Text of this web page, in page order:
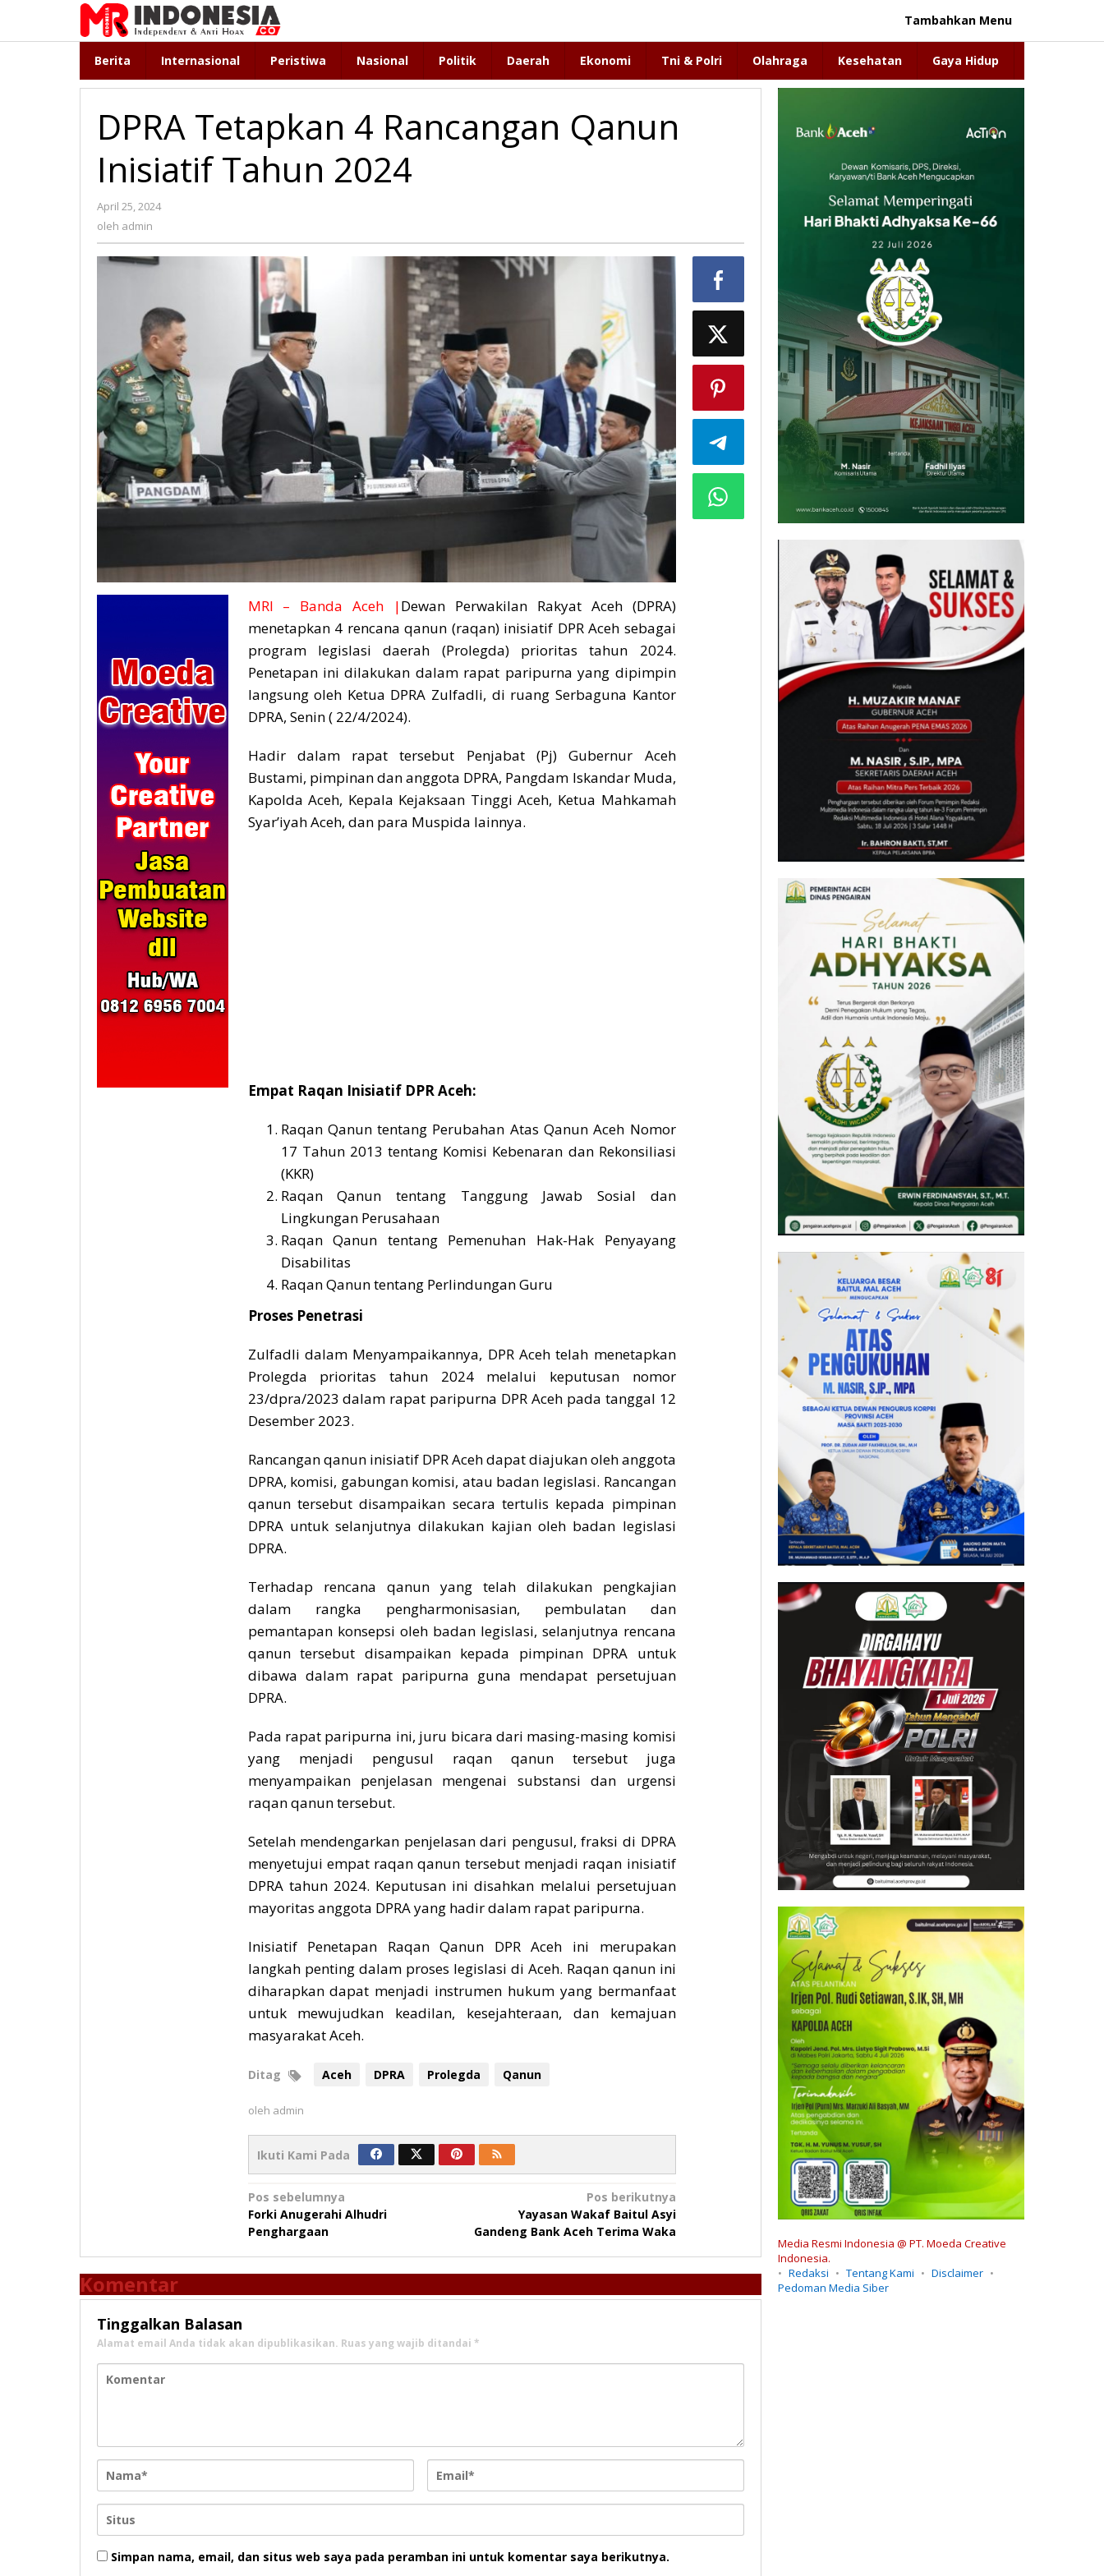
konten
Tambahkan Menu
Berita Internasional Peristiwa Nasional Politik Daerah Ekonomi Tni & Polri Olahraga Kesehatan Gaya Hidup
DPRA Tetapkan 4 Rancangan Qanun
Inisiatif Tahun 2024
April 25, 2024
oleh admin
MRI – Banda Aceh |Dewan Perwakilan Rakyat Aceh (DPRA)
menetapkan 4 rencana qanun (raqan) inisiatif DPR Aceh sebagai
program legislasi daerah (Prolegda) prioritas tahun 2024.
Penetapan ini dilakukan dalam rapat paripurna yang dipimpin
langsung oleh Ketua DPRA Zulfadli, di ruang Serbaguna Kantor
DPRA, Senin ( 22/4/2024).
Hadir dalam rapat tersebut Penjabat (Pj) Gubernur Aceh
Bustami, pimpinan dan anggota DPRA, Pangdam Iskandar Muda,
Kapolda Aceh, Kepala Kejaksaan Tinggi Aceh, Ketua Mahkamah
Syar’iyah Aceh, dan para Muspida lainnya.
Empat Raqan Inisiatif DPR Aceh:
Raqan Qanun tentang Perubahan Atas Qanun Aceh Nomor
17 Tahun 2013 tentang Komisi Kebenaran dan Rekonsiliasi
(KKR)
Raqan Qanun tentang Tanggung Jawab Sosial dan
Lingkungan Perusahaan
Raqan Qanun tentang Pemenuhan Hak-Hak Penyayang
Disabilitas
Raqan Qanun tentang Perlindungan Guru
Proses Penetrasi
Zulfadli dalam Menyampaikannya, DPR Aceh telah menetapkan
Prolegda prioritas tahun 2024 melalui keputusan nomor
23/dpra/2023 dalam rapat paripurna DPR Aceh pada tanggal 12
Desember 2023.
Rancangan qanun inisiatif DPR Aceh dapat diajukan oleh anggota
DPRA, komisi, gabungan komisi, atau badan legislasi. Rancangan
qanun tersebut disampaikan secara tertulis kepada pimpinan
DPRA untuk selanjutnya dilakukan kajian oleh badan legislasi
DPRA.
Terhadap rencana qanun yang telah dilakukan pengkajian
dalam rangka pengharmonisasian, pembulatan dan
pemantapan konsepsi oleh badan legislasi, selanjutnya rencana
qanun tersebut disampaikan kepada pimpinan DPRA untuk
dibawa dalam rapat paripurna guna mendapat persetujuan
DPRA.
Pada rapat paripurna ini, juru bicara dari masing-masing komisi
yang menjadi pengusul raqan qanun tersebut juga
menyampaikan penjelasan mengenai substansi dan urgensi
raqan qanun tersebut.
Setelah mendengarkan penjelasan dari pengusul, fraksi di DPRA
menyetujui empat raqan qanun tersebut menjadi raqan inisiatif
DPRA tahun 2024. Keputusan ini disahkan melalui persetujuan
mayoritas anggota DPRA yang hadir dalam rapat paripurna.
Inisiatif Penetapan Raqan Qanun DPR Aceh ini merupakan
langkah penting dalam proses legislasi di Aceh. Raqan qanun ini
diharapkan dapat menjadi instrumen hukum yang bermanfaat
untuk mewujudkan keadilan, kesejahteraan, dan kemajuan
masyarakat Aceh.
Ditag Aceh DPRA Prolegda Qanun
oleh admin
Ikuti Kami Pada
Navigasi
pos
Pos sebelumnya
Forki Anugerahi Alhudri
Penghargaan
Pos berikutnya
Yayasan Wakaf Baitul Asyi
Gandeng Bank Aceh Terima Waka
Komentar
Tinggalkan Balasan
Alamat email Anda tidak akan dipublikasikan. Ruas yang wajib ditandai *
Simpan nama, email, dan situs web saya pada peramban ini untuk komentar saya berikutnya.
Media Resmi Indonesia @ PT. Moeda Creative
Indonesia.
Redaksi
Tentang Kami
Disclaimer
Pedoman Media Siber